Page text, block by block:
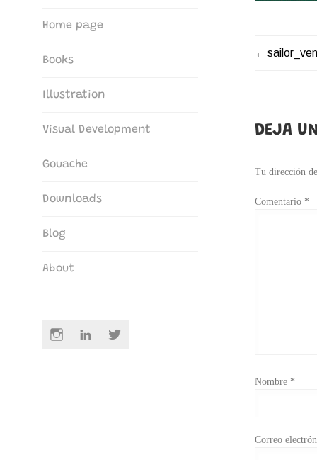
Home page
Books
Illustration
Visual Development
Gouache
Downloads
Blog
About
InstagramLinkedin
DEJA
Tu dirección
Comentario *
Nombre *
Correo